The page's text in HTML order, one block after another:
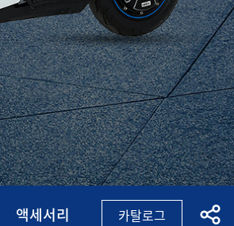
액세서리 카탈로그